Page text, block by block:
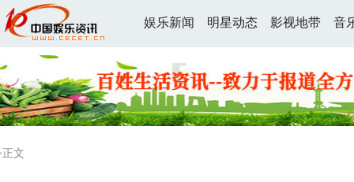
娱乐新闻 明星动态 影视地带 音
文